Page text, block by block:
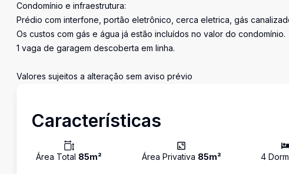
Condomínio e infraestrutura:
Prédio com interfone, portão eletrônico, cerca eletrica, gás
Os custos com gás e água já estão incluídos no valor do condomínio.
1 vaga de garagem descoberta em linha.
Valores sujeitos a alteração sem aviso prévio
Características
Área Total 85m² Área Privativa 85m² 4